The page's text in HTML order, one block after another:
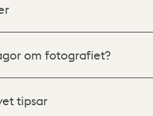
om fotografiet?
tipsar